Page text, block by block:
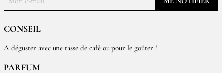
CONSEIL
A déguster avec une tasse de café ou pour le goûter !
PARFUM